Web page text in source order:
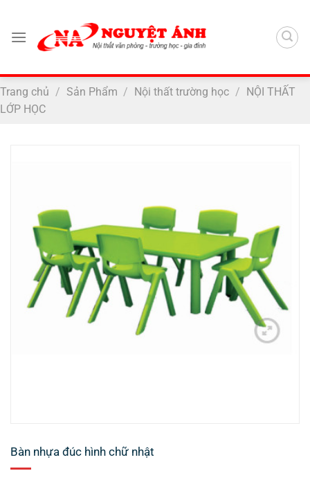
nội
Trang chủ / Sản Phẩm / Nội thất trường học / NỘI THẤT
LỚP HỌC
Bàn nhựa đúc hình chữ nhật